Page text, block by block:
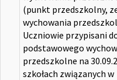
(punkt przedszkolny,
wychowania
Uczniowie przypisani
podstawowego
przedszkolne na
szkołach związanych w